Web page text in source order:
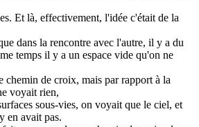
Et là, effectivement, l'idée c'était de la
dans la rencontre avec l'autre, il y a du
temps il y a un espace vide qu'on ne
chemin de croix, mais par rapport à la
voyait rien,
sous-vies, on voyait que le ciel, et
en avait pas.